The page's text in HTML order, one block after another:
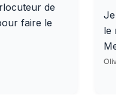
de
faire le
Je
le